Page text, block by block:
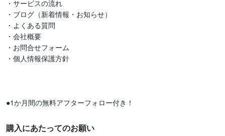
・サービスの流れ
・ブログ（新着情報・お知らせ）
・よくある質問
・会社概要
・お問合せフォーム
・個人情報保護方針
購入にあたってのお願い